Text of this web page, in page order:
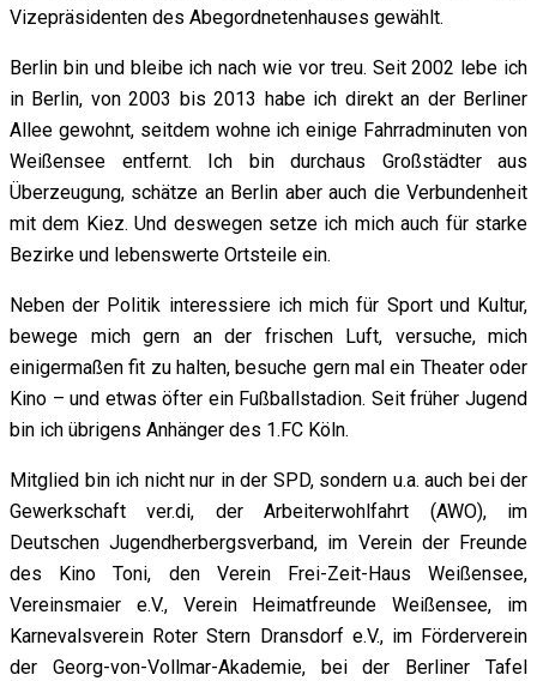
Vizepräsidenten des Abegordnetenhauses gewählt.
Berlin bin und bleibe ich nach wie vor treu. Seit 2002 lebe ich
in Berlin, von 2003 bis 2013 habe ich direkt an der Berliner
Allee gewohnt, seitdem wohne ich einige Fahrradminuten von
Weißensee entfernt. Ich bin durchaus Großstädter aus
Überzeugung, schätze an Berlin aber auch die Verbundenheit
mit dem Kiez. Und deswegen setze ich mich auch für starke
Bezirke und lebenswerte Ortsteile ein.
Neben der Politik interessiere ich mich für Sport und Kultur,
bewege mich gern an der frischen Luft, versuche, mich
einigermaßen fit zu halten, besuche gern mal ein Theater oder
Kino – und etwas öfter ein Fußballstadion. Seit früher Jugend
bin ich übrigens Anhänger des 1.FC Köln.
Mitglied bin ich nicht nur in der SPD, sondern u.a. auch bei der
Gewerkschaft ver.di, der Arbeiterwohlfahrt (AWO), im
Deutschen Jugendherbergsverband, im Verein der Freunde
des Kino Toni, den Verein Frei-Zeit-Haus Weißensee,
Vereinsmaier e.V., Verein Heimatfreunde Weißensee, im
Karnevalsverein Roter Stern Dransdorf e.V., im Förderverein
der Georg-von-Vollmar-Akademie, bei der Berliner Tafel